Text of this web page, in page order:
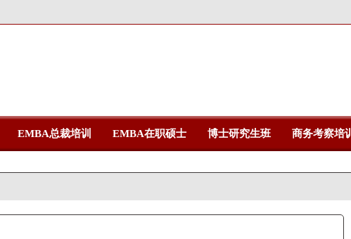
EMBA总裁培训 EMBA在职硕士 博士研究生班 商务考察培训